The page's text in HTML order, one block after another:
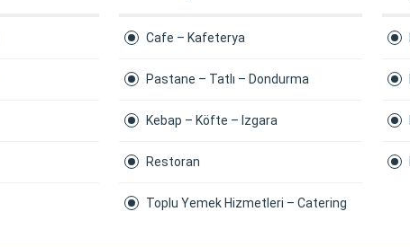
Cafe – Kafeterya
Pastane – Tatlı – Dondurma
Kebap – Köfte – Izgara
Restoran
Toplu Yemek Hizmetleri – Catering